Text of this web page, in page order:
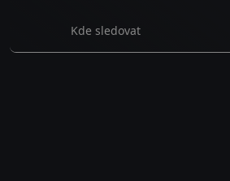
Kde sledovat